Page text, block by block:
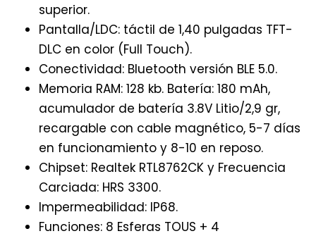
superior.
Pantalla/LDC: táctil de 1,40 pulgadas TFT-
DLC en color (Full Touch).
Conectividad: Bluetooth versión BLE 5.0.
Memoria RAM: 128 kb. Batería: 180 mAh,
acumulador de batería 3.8V Litio/2,9 gr,
recargable con cable magnético, 5-7 días
en funcionamiento y 8-10 en reposo.
Chipset: Realtek RTL8762CK y Frecuencia
Carciada: HRS 3300.
Impermeabilidad: IP68.
Funciones: 8 Esferas TOUS + 4